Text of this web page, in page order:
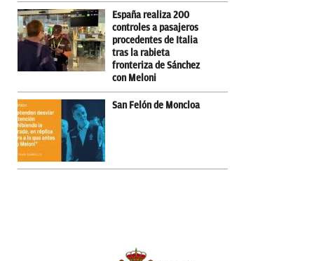
España realiza 200
controles a pasajeros
procedentes de Italia
tras la rabieta
fronteriza de Sánchez
con Meloni
San Felón de Moncloa